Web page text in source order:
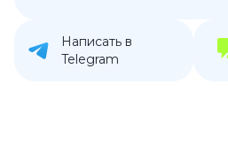
Написать в
Telegram